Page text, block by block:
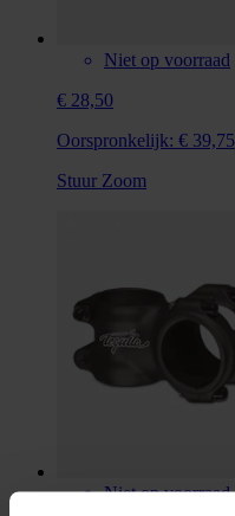
Niet op voorraad
€ 28,50
Oorspronkelijk: € 39,75
Stuur Zoom
Niet op voorraad